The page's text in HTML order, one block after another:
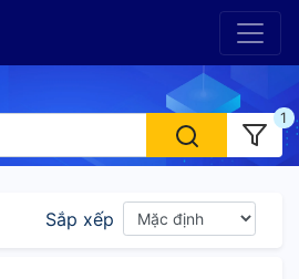
1
Sắp xếp